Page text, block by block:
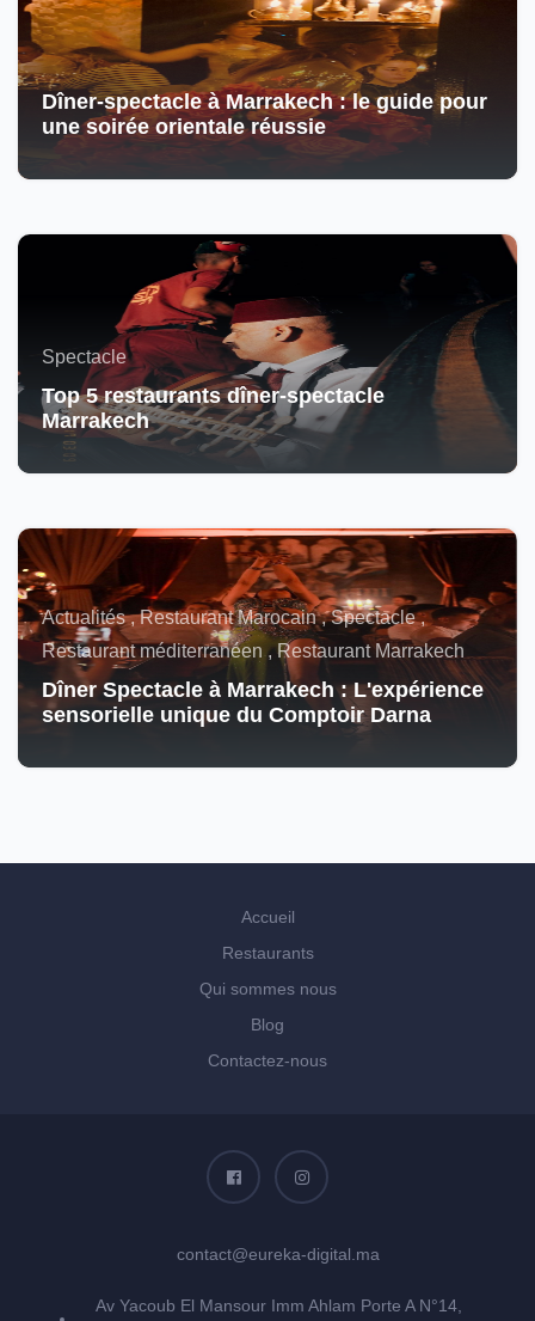
Dîner-spectacle à Marrakech : le guide pour
une soirée orientale réussie
Spectacle
Top 5 restaurants dîner-spectacle
Marrakech
Actualités , Restaurant Marocain , Spectacle ,
Restaurant méditerranéen , Restaurant Marrakech
Dîner Spectacle à Marrakech : L'expérience
sensorielle unique du Comptoir Darna
Accueil
Restaurants
Qui sommes nous
Blog
Contactez-nous
contact@eureka-digital.ma
Av Yacoub El Mansour Imm Ahlam Porte A N°14,